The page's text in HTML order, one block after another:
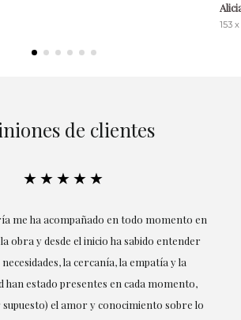
153
de clientes
★★★★★
me ha acompañado en todo momento en
obra y desde el inicio ha sabido entender
la cercanía, la empatía y la
han estado presentes en cada momento,
el amor y conocimiento sobre lo